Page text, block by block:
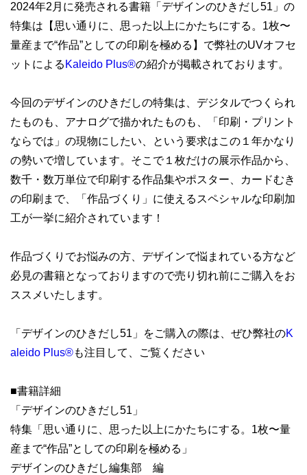
2024年2月に発売される書籍「デザインのひきだし51」の
特集は【思い通りに、思った以上にかたちにする。1枚〜
量産まで“作品”としての印刷を極める】で弊社のUVオフセ
ットによる Kaleido Plus®の紹介が掲載されております。
今回のデザインのひきだしの特集は、デジタルでつくられ
たものも、アナログで描かれたものも、「印刷・プリント
ならでは」の現物にしたい、という要求はこの１年かなり
の勢いで増しています。そこで１枚だけの展示作品から、
数千・数万単位で印刷する作品集やポスター、カードむき
の印刷まで、「作品づくり」に使えるスペシャルな印刷加
工が一挙に紹介されています！
作品づくりでお悩みの方、デザインで悩まれている方など
必見の書籍となっておりますので売り切れ前にご購入をお
ススメいたします。
「デザインのひきだし51」をご購入の際は、ぜひ弊社のK
aleido Plus®も注目して、ご覧ください
■書籍詳細
「デザインのひきだし51」
特集「思い通りに、思った以上にかたちにする。1枚〜量
産まで“作品”としての印刷を極める」
デザインのひきだし編集部 編